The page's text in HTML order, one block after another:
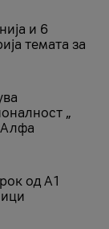
и 6
темата за
„
Алфа
од А1